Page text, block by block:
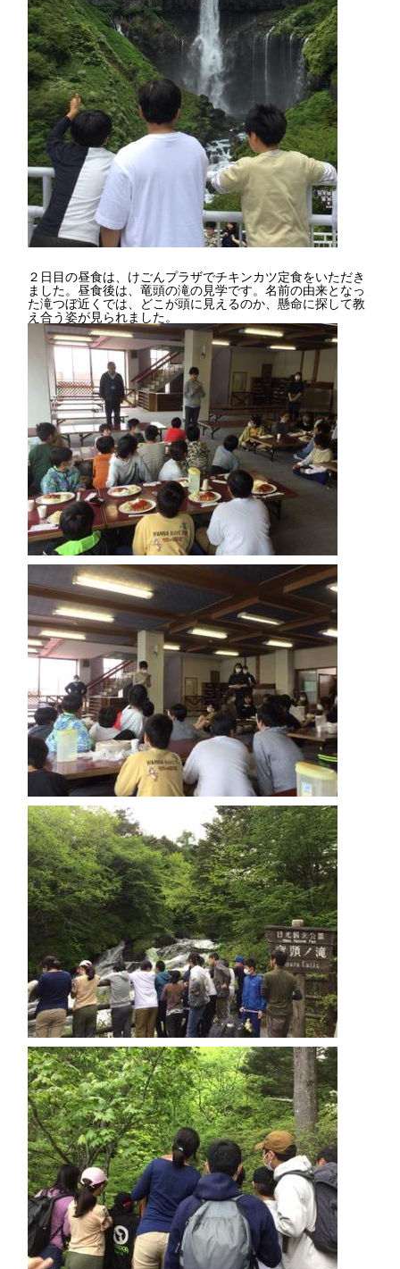
２日目の昼食は、けごんプラザでチキンカツ定食をいただき
ました。昼食後は、竜頭の滝の見学です。名前の由来となっ
た滝つぼ近くでは、どこが頭に見えるのか、懸命に探して教
え合う姿が見られました。